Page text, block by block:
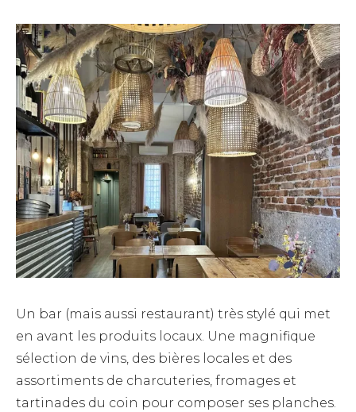
Un bar (mais aussi restaurant) très stylé qui met
en avant les produits locaux. Une magnifique
sélection de vins, des bières locales et des
assortiments de charcuteries, fromages et
tartinades du coin pour composer ses planches.